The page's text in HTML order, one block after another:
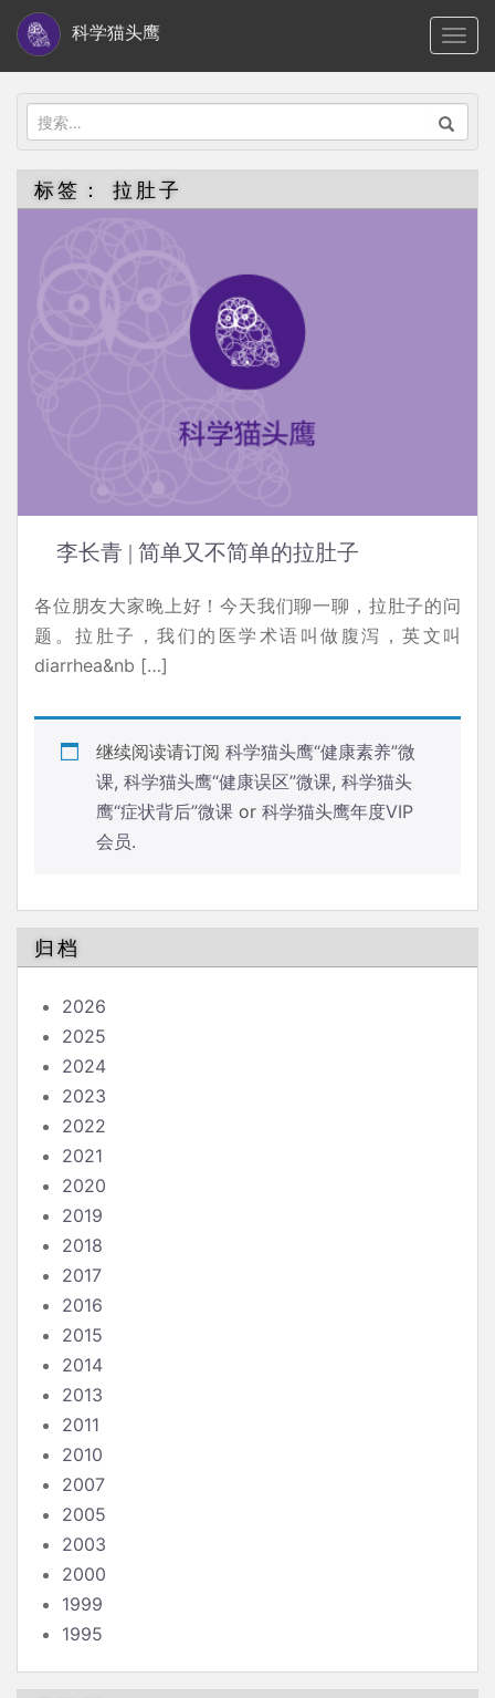
i
科学猫头鹰
搜
索：
标签： 拉肚子
李长青 | 简单又不简单的拉肚子
各位朋友大家晚上好！今天我们聊一聊，拉肚子的问
题。拉肚子，我们的医学术语叫做腹泻，英文叫
diarrhea&nb […]
继续阅读请订阅 科学猫头鹰“健康素养”微
课, 科学猫头鹰“健康误区”微课, 科学猫头
鹰“症状背后”微课 or 科学猫头鹰年度VIP
会员.
归档
2026
2025
2024
2023
2022
2021
2020
2019
2018
2017
2016
2015
2014
2013
2011
2010
2007
2005
2003
2000
1999
1995